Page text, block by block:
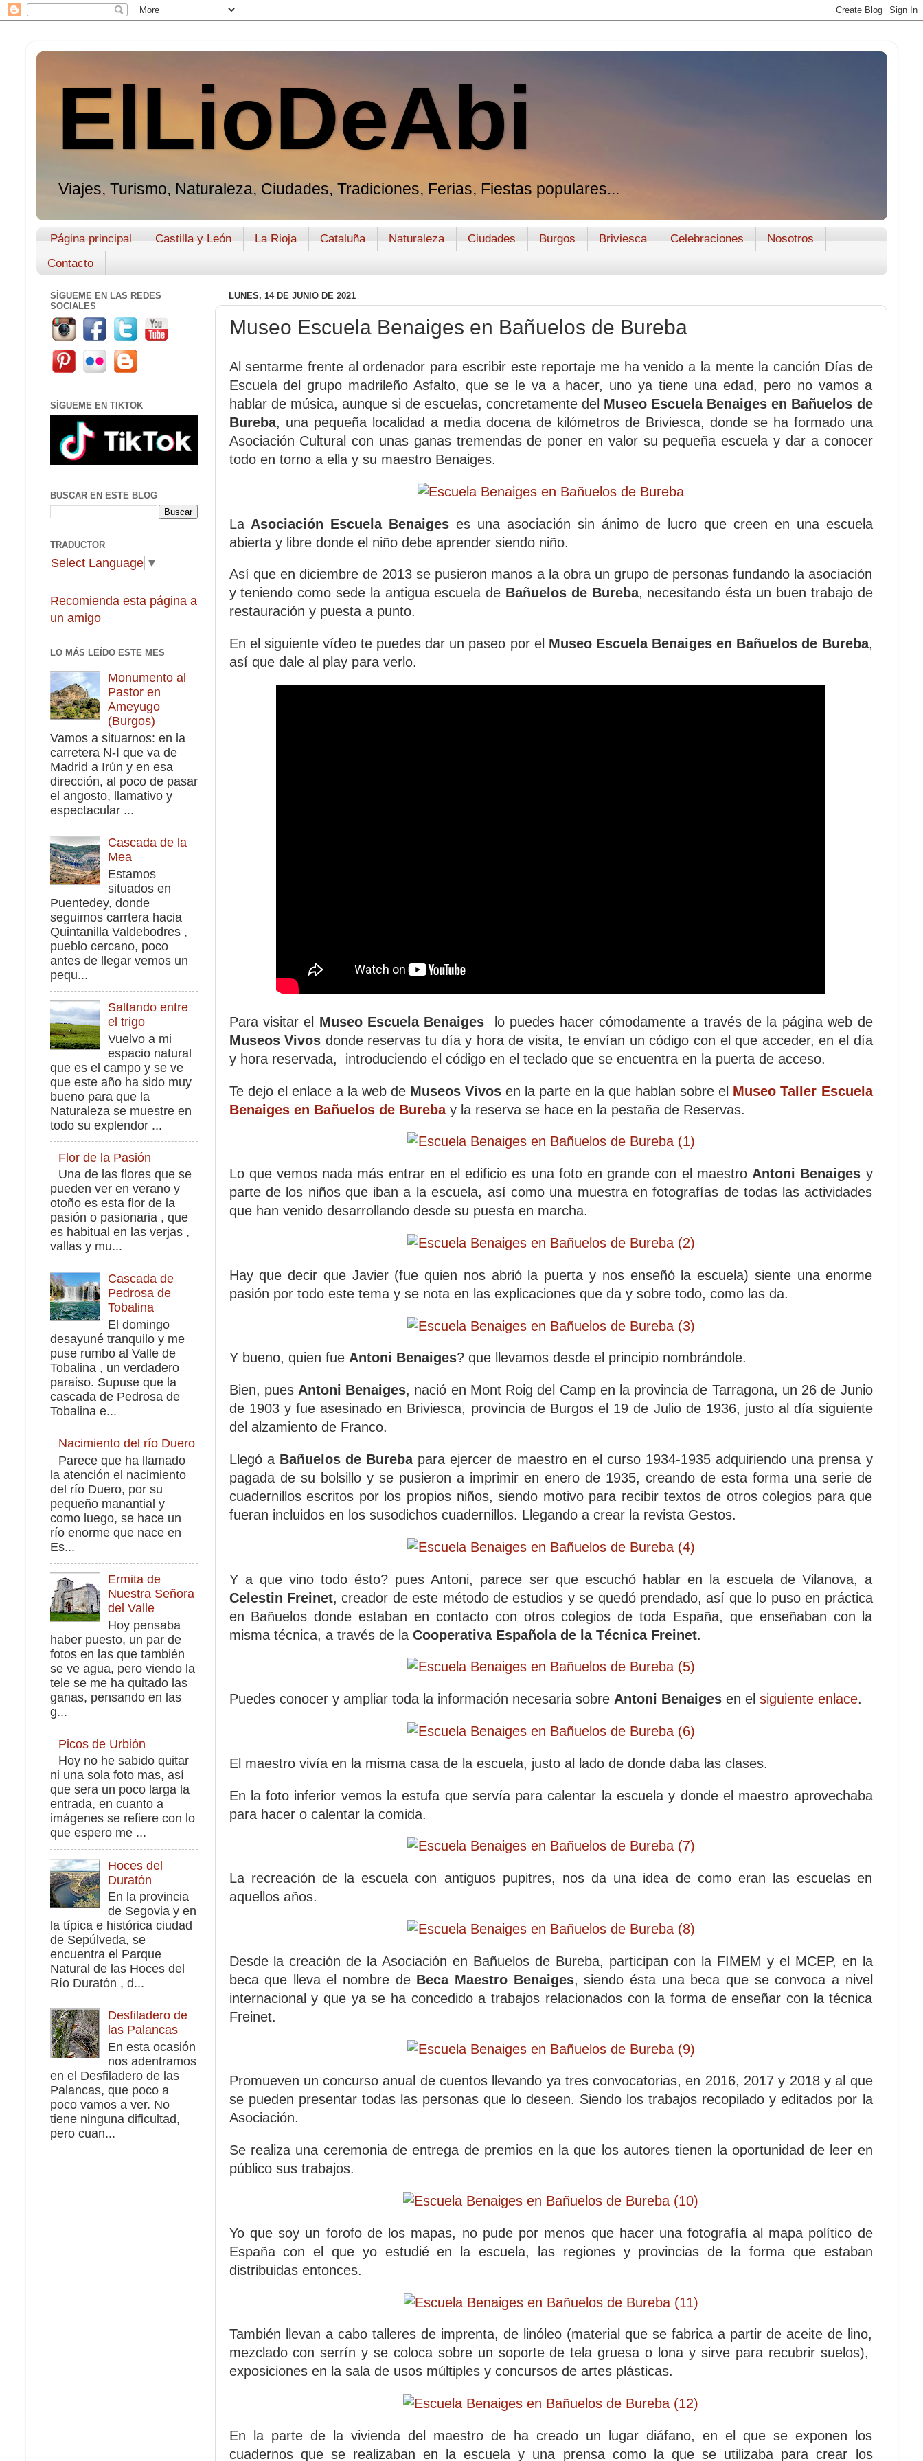
ElLioDeAbi
Viajes, Turismo, Naturaleza, Ciudades, Tradiciones, Ferias, Fiestas populares...
Página principal Castilla y León La Rioja Cataluña Naturaleza Ciudades Burgos Briviesca Celebraciones
Nosotros
Contacto
LUNES, 14 DE JUNIO DE 2021
Museo Escuela Benaiges en Bañuelos de Bureba
Al sentarme frente al ordenador para escribir este reportaje me ha venido a la mente la canción Días de
Escuela del grupo madrileño Asfalto, que se le va a hacer, uno ya tiene una edad, pero no vamos a
hablar de música, aunque si de escuelas, concretamente del Museo Escuela Benaiges en Bañuelos de
Bureba, una pequeña localidad a media docena de kilómetros de Briviesca, donde se ha formado una
Asociación Cultural con unas ganas tremendas de poner en valor su pequeña escuela y dar a conocer
todo en torno a ella y su maestro Benaiges.
La Asociación Escuela Benaiges es una asociación sin ánimo de lucro que creen en una escuela
abierta y libre donde el niño debe aprender siendo niño.
Así que en diciembre de 2013 se pusieron manos a la obra un grupo de personas fundando la asociación
y teniendo como sede la antigua escuela de Bañuelos de Bureba, necesitando ésta un buen trabajo de
restauración y puesta a punto.
En el siguiente vídeo te puedes dar un paseo por el Museo Escuela Benaiges en Bañuelos de Bureba,
así que dale al play para verlo.
Para visitar el Museo Escuela Benaiges
lo puedes hacer cómodamente a través de la página web de
Museos Vivos donde reservas tu día y hora de visita, te envían un código con el que acceder, en el día
y hora reservada,
introduciendo el código en el teclado que se encuentra en la puerta de acceso.
Te dejo el enlace a la web de Museos Vivosen la parte en la que hablan sobre el Museo Taller Escuela
Benaiges en Bañuelos de Burebay la reserva se hace en la pestaña de Reservas.
Lo que vemos nada más entrar en el edificio es una foto en grande con el maestro Antoni Benaiges y
parte de los niños que iban a la escuela, así como una muestra en fotografías de todas las actividades
que han venido desarrollando desde su puesta en marcha.
Hay que decir que Javier (fue quien nos abrió la puerta y nos enseñó la escuela) siente una enorme
pasión por todo este tema y se nota en las explicaciones que da y sobre todo, como las da.
Y bueno, quien fue Antoni Benaiges? que llevamos desde el principio nombrándole.
Bien, pues Antoni Benaiges, nació en Mont Roig del Camp en la provincia de Tarragona, un 26 de Junio
de 1903 y fue asesinado en Briviesca, provincia de Burgos el 19 de Julio de 1936, justo al día siguiente
del alzamiento de Franco.
Llegó a Bañuelos de Burebapara ejercer de maestro en el curso 1934-1935 adquiriendo una prensa y
pagada de su bolsillo y se pusieron a imprimir en enero de 1935, creando de esta forma una serie de
cuadernillos escritos por los propios niños, siendo motivo para recibir textos de otros colegios para que
fueran incluidos en los susodichos cuadernillos. Llegando a crear la revista Gestos.
Y a que vino todo ésto? pues Antoni, parece ser que escuchó hablar en la escuela de Vilanova, a
Celestin Freinet, creador de este método de estudios y se quedó prendado, así que lo puso en práctica
en Bañuelos donde estaban en contacto con otros colegios de toda España, que enseñaban con la
misma técnica, a través de la Cooperativa Española de la Técnica Freinet.
Puedes conocer y ampliar toda la información necesaria sobre Antoni Benaigesen el siguiente enlace.
El maestro vivía en la misma casa de la escuela, justo al lado de donde daba las clases.
En la foto inferior vemos la estufa que servía para calentar la escuela y donde el maestro aprovechaba
para hacer o calentar la comida.
La recreación de la escuela con antiguos pupitres, nos da una idea de como eran las escuelas en
aquellos años.
Desde la creación de la Asociación en Bañuelos de Bureba, participan con la FIMEM y el MCEP, en la
beca que lleva el nombre de Beca Maestro Benaiges, siendo ésta una beca que se convoca a nivel
internacional y que ya se ha concedido a trabajos relacionados con la forma de enseñar con la técnica
Freinet.
Promueven un concurso anual de cuentos llevando ya tres convocatorias, en 2016, 2017 y 2018 y al que
se pueden presentar todas las personas que lo deseen. Siendo los trabajos recopilado y editados por la
Asociación.
Se realiza una ceremonia de entrega de premios en la que los autores tienen la oportunidad de leer en
público sus trabajos.
Yo que soy un forofo de los mapas, no pude por menos que hacer una fotografía al mapa político de
España con el que yo estudié en la escuela, las regiones y provincias de la forma que estaban
distribuidas entonces.
También llevan a cabo talleres de imprenta, de linóleo (material que se fabrica a partir de aceite de lino,
mezclado con serrín y se coloca sobre un soporte de tela gruesa o lona y sirve para recubrir suelos),
exposiciones en la sala de usos múltiples y concursos de artes plásticas.
En la parte de la vivienda del maestro de ha creado un lugar diáfano, en el que se exponen los
cuadernos que se realizaban en la escuela y una prensa como la que se utilizaba para crear los
SÍGUEME EN LAS REDES
SOCIALES
SÍGUEME EN TIKTOK
BUSCAR EN ESTE BLOG
TRADUCTOR
Select Language ▼
Recomienda esta página a
un amigo
LO MÁS LEÍDO ESTE MES
Monumento al
Pastor en
Ameyugo
(Burgos)
Vamos a situarnos: en la
carretera N-I que va de
Madrid a Irún y en esa
dirección, al poco de pasar
el angosto, llamativo y
espectacular ...
Cascada de la
Mea
Estamos
situados en
Puentedey, donde
seguimos carrtera hacia
Quintanilla Valdebodres ,
pueblo cercano, poco
antes de llegar vemos un
pequ...
Saltando entre
el trigo
Vuelvo a mi
espacio natural
que es el campo y se ve
que este año ha sido muy
bueno para que la
Naturaleza se muestre en
todo su explendor ...
Flor de la Pasión
Una de las flores que se
pueden ver en verano y
otoño es esta flor de la
pasión o pasionaria , que
es habitual en las verjas ,
vallas y mu...
Cascada de
Pedrosa de
Tobalina
El domingo
desayuné tranquilo y me
puse rumbo al Valle de
Tobalina , un verdadero
paraiso. Supuse que la
cascada de Pedrosa de
Tobalina e...
Nacimiento del río Duero
Parece que ha llamado
la atención el nacimiento
del río Duero, por su
pequeño manantial y
como luego, se hace un
río enorme que nace en
Es...
Ermita de
Nuestra Señora
del Valle
Hoy pensaba
haber puesto, un par de
fotos en las que también
se ve agua, pero viendo la
tele se me ha quitado las
ganas, pensando en las
g...
Picos de Urbión
Hoy no he sabido quitar
ni una sola foto mas, así
que sera un poco larga la
entrada, en cuanto a
imágenes se refiere con lo
que espero me ...
Hoces del
Duratón
En la provincia
de Segovia y en
la típica e histórica ciudad
de Sepúlveda, se
encuentra el Parque
Natural de las Hoces del
Río Duratón , d...
Desfiladero de
las Palancas
En esta ocasión
nos adentramos
en el Desfiladero de las
Palancas, que poco a
poco vamos a ver. No
tiene ninguna dificultad,
pero cuan...